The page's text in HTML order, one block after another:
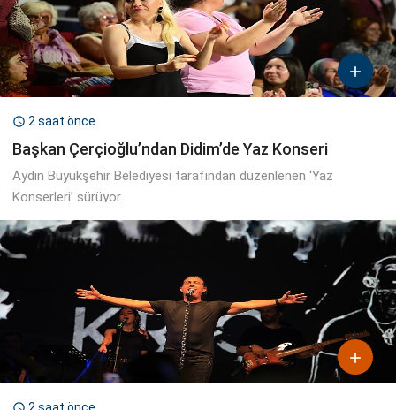

 2 saat önce
Başkan Çerçioğlu’ndan Didim’de Yaz Konseri
Aydın Büyükşehir Belediyesi tarafından düzenlenen ‘Yaz
Konserleri’ sürüyor.

2 saat önce